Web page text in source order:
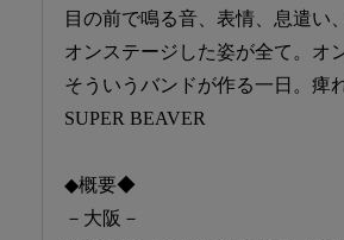
目の前で鳴る音、表情、息遣い
オンステージした姿が全て。オ
そういうバンドが作る一日。痺
SUPER BEAVER
◆概要◆
－大阪－